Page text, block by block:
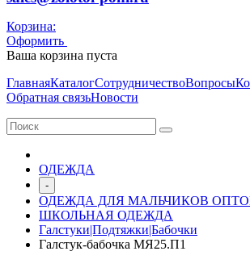
Корзина:
Оформить
Ваша корзина пуста
ГлавнаяКаталогСотрудничествоВопросы
Обратная связьНовости
ОДЕЖДА
-
ОДЕЖДА ДЛЯ МАЛЬЧИКОВ
ШКОЛЬНАЯ ОДЕЖДА
Галстуки|Подтяжки|Бабочки
Галстук-бабочка МЯ25.П1